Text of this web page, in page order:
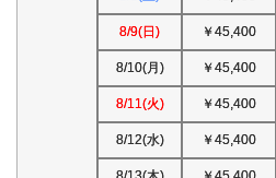
8/9(日) ￥45,400
8/10(月) ￥45,400
8/11(火) ￥45,400
8/12(水) ￥45,400